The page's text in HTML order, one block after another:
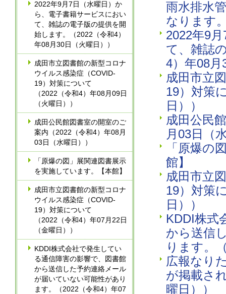
2022年9月7日（水曜日）か
ら、電子書籍サービスにおい
て、雑誌の電子版の提供を開
始します。（2022（令和4）
年08月30日（火曜日））
成田市立図書館の新型コロナ
ウイルス感染症（COVID-
19）対策について
（2022（令和4）年08月09日
（火曜日））
成田公民館図書室の開室のご
案内（2022（令和4）年08月
03日（水曜日））
「原爆の図」展関連図書展示
を実施しています。【本館】
成田市立図書館の新型コロナ
ウイルス感染症（COVID-
19）対策について
（2022（令和4）年07月22日
（金曜日））
KDDI株式会社で発生してい
る通信障害の影響で、図書館
から送信した予約連絡メール
が届いていない可能性があり
ます。（2022（令和4）年07
雨水排水
なります
2022年9
て、雑誌
4）年08月
成田市立
19）対策
日））
成田公民
月03日（
「原爆の
館】
成田市立
19）対策
日））
KDDI株式
から送信
ります。
広報なり
が掲載さ
曜日））